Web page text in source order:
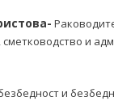
и
и